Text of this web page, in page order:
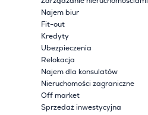
Najem biur
Fit-out
Kredyty
Ubezpieczenia
Relokacja
Najem dla konsulatów
Nieruchomości zagraniczne
Off market
Sprzedaż inwestycyjna